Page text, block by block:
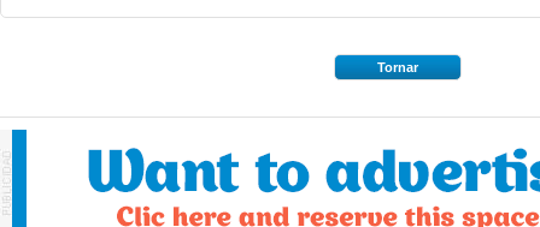
Tornar